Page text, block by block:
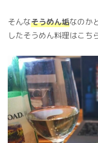
そんなそうめん垢なのか
したそうめん料理はこちら